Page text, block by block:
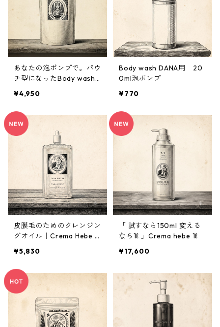
あなたの泡ポンプで。パウ
チ型になったBody wash
フローラル復刻】
¥4,950
Body wash DANA用 20
0ml泡ポンプ
¥770
皮膜毛のためのクレンジン
グオイル｜Crema Hebe 1
¥5,830
「 試すなら150ml 変える
なら1ℓ 」Crema hebe 1ℓ
¥17,600